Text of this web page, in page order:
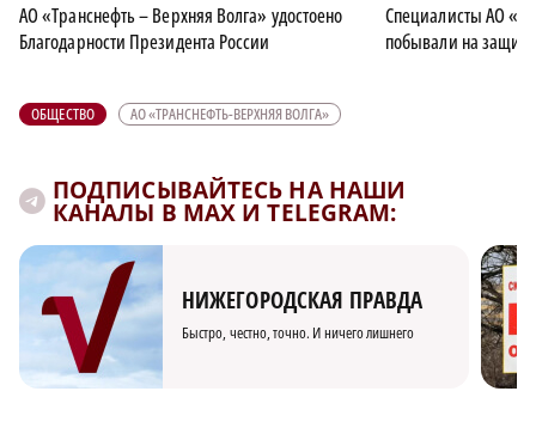
АО «Транснефть – Верхняя Волга» удостоено
Благодарности Президента России
Специалисты АО
побывали на
ОБЩЕСТВО АО «ТРАНСНЕФТЬ-ВЕРХНЯЯ ВОЛГА»
ПОДПИСЫВАЙТЕСЬ НА НАШИ
КАНАЛЫ В MAX И TELEGRAM:
НИЖЕГОРОДСКАЯ ПРАВДА
Быстро, честно, точно. И ничего лишнего